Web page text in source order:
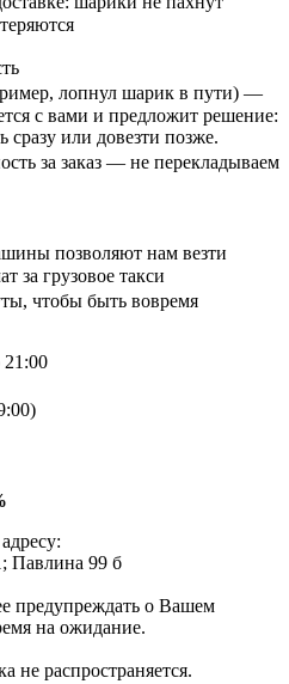
лопнул шарик в пути) —
с вами и предложит решение:
сразу или довезти позже.
за заказ — не перекладываем
позволяют нам везти
за грузовое такси
чтобы быть вовремя
21:00
Павлина 99 б
предупреждать о Вашем
на ожидание.
не распространяется.